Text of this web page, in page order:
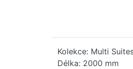
Kolekce: Multi
Délka: 2000 mm